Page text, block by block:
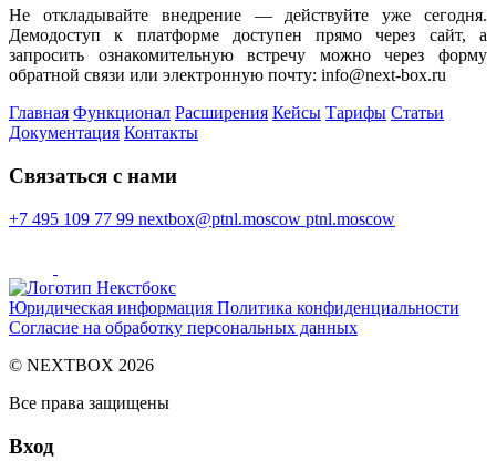
Не откладывайте внедрение — действуйте уже сегодня.
Демодоступ к платформе доступен прямо через сайт, а
запросить ознакомительную встречу можно через форму
обратной связи или электронную почту: info@next-box.ru
Главная Функционал Расширения Кейсы Тарифы Статьи
Документация Контакты
Cвязаться с нами
+7 495 109 77 99 nextbox@ptnl.moscow ptnl.moscow
Юридическая информация Политика конфиденциальности
Согласие на обработку персональных данных
© NEXTBOX 2026
Все права защищены
Вход